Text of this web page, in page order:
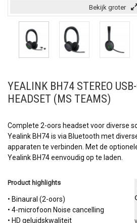
Bekijk groter
YEALINK BH74 STEREO
HEADSET (MS TEAMS)
Complete 2-oors headset voor diverse
Yealink BH74 is via Bluetooth met
apparaten te verbinden. Met de
Yealink BH74 eenvoudig op te laden.
Product highlights
• Binaural (2-oors)
• 4-microfoon Noise cancelling
• HD geluidskwaliteit